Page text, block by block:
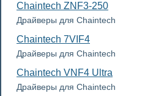
Chaintech ZNF3-250
Драйверы для Chaintech
Chaintech 7VIF4
Драйверы для Chaintech
Chaintech VNF4 Ultra
Драйверы для Chaintech